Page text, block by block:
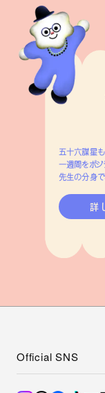
五十六謀星も
一週間をポジ
先生の分身で
詳
Official SNS